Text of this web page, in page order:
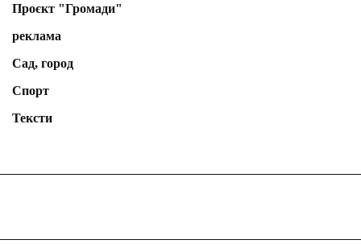
Проєкт "Громади"
реклама
Сад, город
Спорт
Тексти